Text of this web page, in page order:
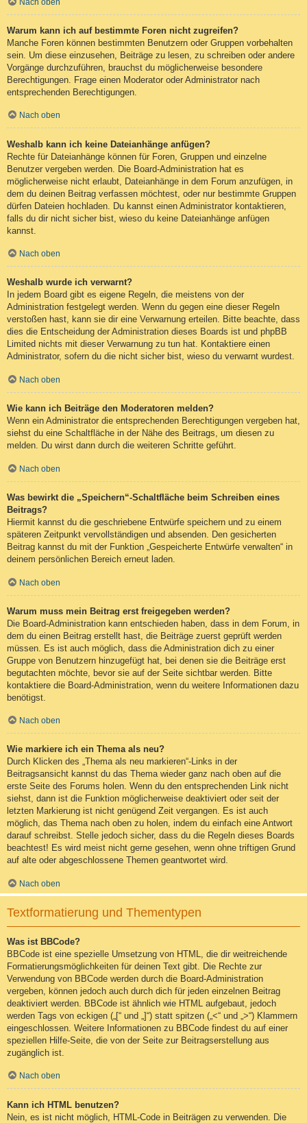
Warum kann ich auf bestimmte Foren nicht zugreifen?
Manche Foren können bestimmten Benutzern oder Gruppen vorbehalten
sein. Um diese einzusehen, Beiträge zu lesen, zu schreiben oder andere
Vorgänge durchzuführen, brauchst du möglicherweise besondere
Berechtigungen. Frage einen Moderator oder Administrator nach
entsprechenden Berechtigungen.
Nach oben
Weshalb kann ich keine Dateianhänge anfügen?
Rechte für Dateianhänge können für Foren, Gruppen und einzelne
Benutzer vergeben werden. Die Board-Administration hat es
möglicherweise nicht erlaubt, Dateianhänge in dem Forum anzufügen, in
dem du deinen Beitrag verfassen möchtest, oder nur bestimmte Gruppen
dürfen Dateien hochladen. Du kannst einen Administrator kontaktieren,
falls du dir nicht sicher bist, wieso du keine Dateianhänge anfügen
kannst.
Nach oben
Weshalb wurde ich verwarnt?
In jedem Board gibt es eigene Regeln, die meistens von der
Administration festgelegt werden. Wenn du gegen eine dieser Regeln
verstoßen hast, kann sie dir eine Verwarnung erteilen. Bitte beachte, dass
dies die Entscheidung der Administration dieses Boards ist und phpBB
Limited nichts mit dieser Verwarnung zu tun hat. Kontaktiere einen
Administrator, sofern du die nicht sicher bist, wieso du verwarnt wurdest.
Nach oben
Wie kann ich Beiträge den Moderatoren melden?
Wenn ein Administrator die entsprechenden Berechtigungen vergeben hat,
siehst du eine Schaltfläche in der Nähe des Beitrags, um diesen zu
melden. Du wirst dann durch die weiteren Schritte geführt.
Nach oben
Was bewirkt die „Speichern“-Schaltfläche beim Schreiben eines
Beitrags?
Hiermit kannst du die geschriebene Entwürfe speichern und zu einem
späteren Zeitpunkt vervollständigen und absenden. Den gesicherten
Beitrag kannst du mit der Funktion „Gespeicherte Entwürfe verwalten“ in
deinem persönlichen Bereich erneut laden.
Nach oben
Warum muss mein Beitrag erst freigegeben werden?
Die Board-Administration kann entschieden haben, dass in dem Forum, in
dem du einen Beitrag erstellt hast, die Beiträge zuerst geprüft werden
müssen. Es ist auch möglich, dass die Administration dich zu einer
Gruppe von Benutzern hinzugefügt hat, bei denen sie die Beiträge erst
begutachten möchte, bevor sie auf der Seite sichtbar werden. Bitte
kontaktiere die Board-Administration, wenn du weitere Informationen dazu
benötigst.
Nach oben
Wie markiere ich ein Thema als neu?
Durch Klicken des „Thema als neu markieren“-Links in der
Beitragsansicht kannst du das Thema wieder ganz nach oben auf die
erste Seite des Forums holen. Wenn du den entsprechenden Link nicht
siehst, dann ist die Funktion möglicherweise deaktiviert oder seit der
letzten Markierung ist nicht genügend Zeit vergangen. Es ist auch
möglich, das Thema nach oben zu holen, indem du einfach eine Antwort
darauf schreibst. Stelle jedoch sicher, dass du die Regeln dieses Boards
beachtest! Es wird meist nicht gerne gesehen, wenn ohne triftigen Grund
auf alte oder abgeschlossene Themen geantwortet wird.
Nach oben
Textformatierung und Thementypen
Was ist BBCode?
BBCode ist eine spezielle Umsetzung von HTML, die dir weitreichende
Formatierungsmöglichkeiten für deinen Text gibt. Die Rechte zur
Verwendung von BBCode werden durch die Board-Administration
vergeben, können jedoch auch durch dich für jeden einzelnen Beitrag
deaktiviert werden. BBCode ist ähnlich wie HTML aufgebaut, jedoch
werden Tags von eckigen („[“ und „]“) statt spitzen („<“ und „>“) Klammern
eingeschlossen. Weitere Informationen zu BBCode findest du auf einer
speziellen Hilfe-Seite, die von der Seite zur Beitragserstellung aus
zugänglich ist.
Nach oben
Kann ich HTML benutzen?
Nein, es ist nicht möglich, HTML-Code in Beiträgen zu verwenden. Die